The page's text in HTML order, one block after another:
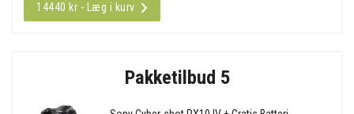
14440 kr - Læg i kurv
Pakketilbud 5